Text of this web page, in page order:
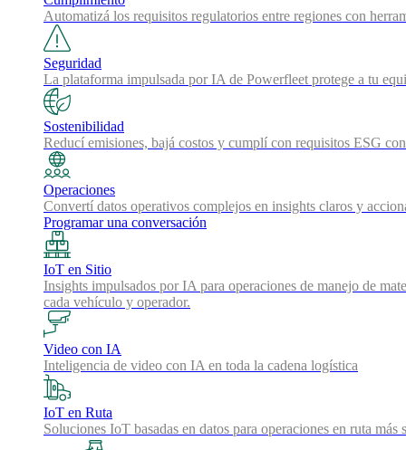
Automatizá los requisitos regulatorios entre regiones con
Seguridad
La plataforma impulsada por IA de Powerfleet protege a tu
Sostenibilidad
Reducí emisiones, bajá costos y cumplí con requisitos ESG
Operaciones
Convertí datos operativos complejos en insights claros y
Programar una conversación
IoT en Sitio
Insights impulsados por IA para operaciones de manejo de
cada vehículo y operador.
Video con IA
Inteligencia de video con IA en toda la cadena logística
IoT en Ruta
Soluciones IoT basadas en datos para operaciones en ruta más